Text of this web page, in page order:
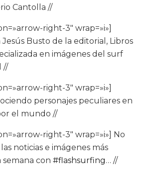
Cantolla //
right-3″ wrap=»i»]
Busto de la editorial, Libros
en imágenes del surf
//
right-3″ wrap=»i»]
personajes peculiares en
el mundo //
right-3″ wrap=»i»] No
noticias e imágenes más
semana con #flashsurfing… //